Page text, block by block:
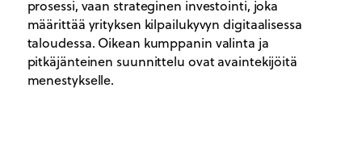
prosessi, vaan strateginen investointi, joka
määrittää yrityksen kilpailukyvyn digitaalisessa
taloudessa. Oikean kumppanin valinta ja
pitkäjänteinen suunnittelu ovat avaintekijöitä
menestykselle.